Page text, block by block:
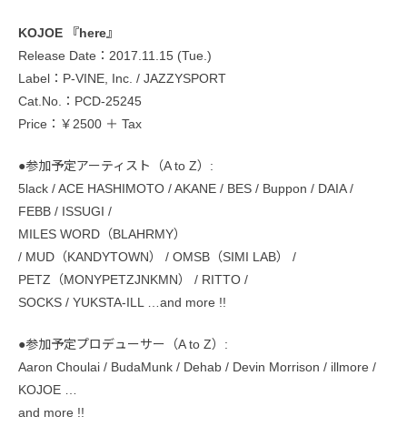
KOJOE 『here』
Release Date：2017.11.15 (Tue.)
Label：P-VINE, Inc. / JAZZYSPORT
Cat.No.：PCD-25245
Price：￥2500 ＋ Tax
●参加予定アーティスト（A to Z）:
5lack / ACE HASHIMOTO / AKANE / BES / Buppon / DAIA /
FEBB / ISSUGI /
MILES WORD（BLAHRMY）
/ MUD（KANDYTOWN） / OMSB（SIMI LAB） /
PETZ（MONYPETZJNKMN） / RITTO /
SOCKS / YUKSTA-ILL …and more !!
●参加予定プロデューサー（A to Z）:
Aaron Choulai / BudaMunk / Dehab / Devin Morrison / illmore /
KOJOE …
and more !!